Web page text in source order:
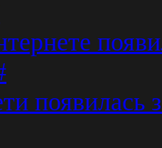
появилась